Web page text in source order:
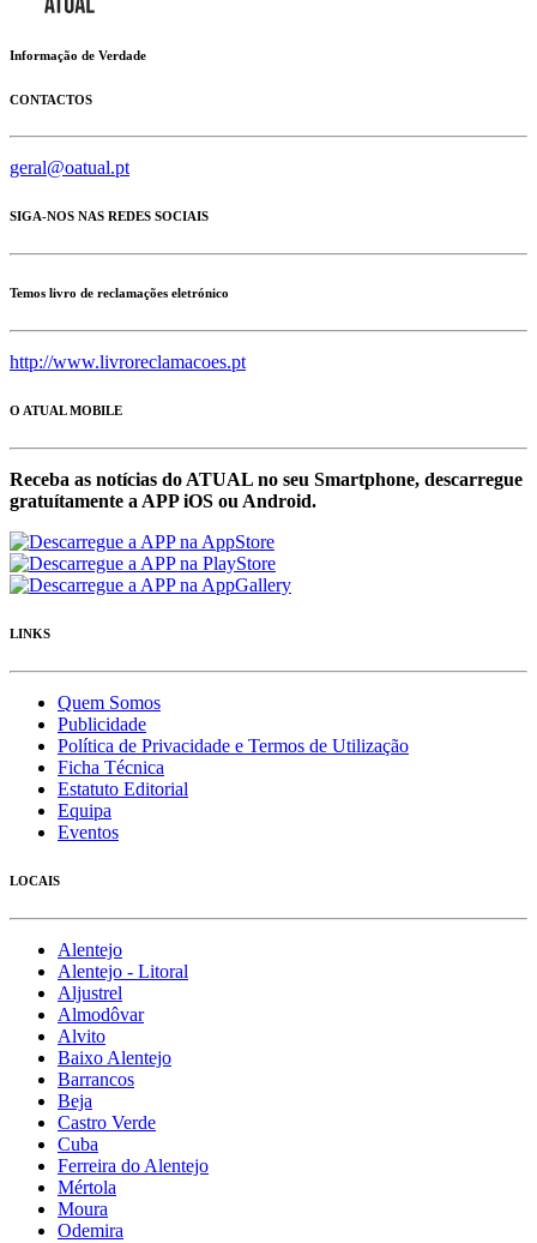
Informação de Verdade
CONTACTOS
geral@oatual.pt
SIGA-NOS NAS REDES SOCIAIS
Temos livro de reclamações eletrónico
http://www.livroreclamacoes.pt
O ATUAL MOBILE
Receba as notícias do ATUAL no seu Smartphone, descarregue
gratuítamente a APP iOS ou Android.
LINKS
Quem Somos
Publicidade
Política de Privacidade e Termos de Utilização
Ficha Técnica
Estatuto Editorial
Equipa
Eventos
LOCAIS
Alentejo
Alentejo - Litoral
Aljustrel
Almodôvar
Alvito
Baixo Alentejo
Barrancos
Beja
Castro Verde
Cuba
Ferreira do Alentejo
Mértola
Moura
Odemira